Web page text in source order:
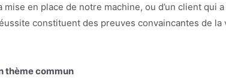
en place de notre machine, ou d’un client qui
constituent des preuves convaincantes de la
thème commun